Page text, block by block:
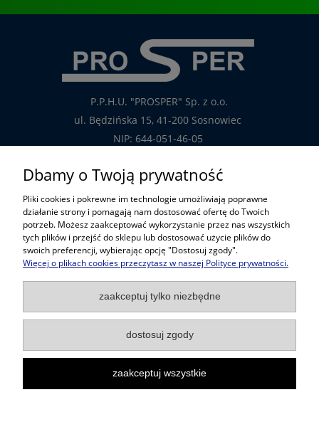
P.P.H.U. "PROSPER" Sp. z o.o.
ul. Będzińska 15, 41-200 Sosnowiec
NIP: 644-051-46-05
tel.: 32-785-29-00
tel. kom: 609-808-147
handlowy@prosper.com.pl
Informacje
Pomoc w zakupach
Popularne kategorie
Dbamy o Twoją prywatność
Pliki cookies i pokrewne im technologie umożliwiają poprawne
działanie strony i pomagają nam dostosować ofertę do Twoich
potrzeb. Możesz zaakceptować wykorzystanie przez nas wszystkich
tych plików i przejść do sklepu lub dostosować użycie plików do
swoich preferencji, wybierając opcję "Dostosuj zgody".
Więcej o plikach cookies przeczytasz w naszej Polityce prywatności.
zaakceptuj tylko niezbędne
dostosuj zgody
zaakceptuj wszystkie